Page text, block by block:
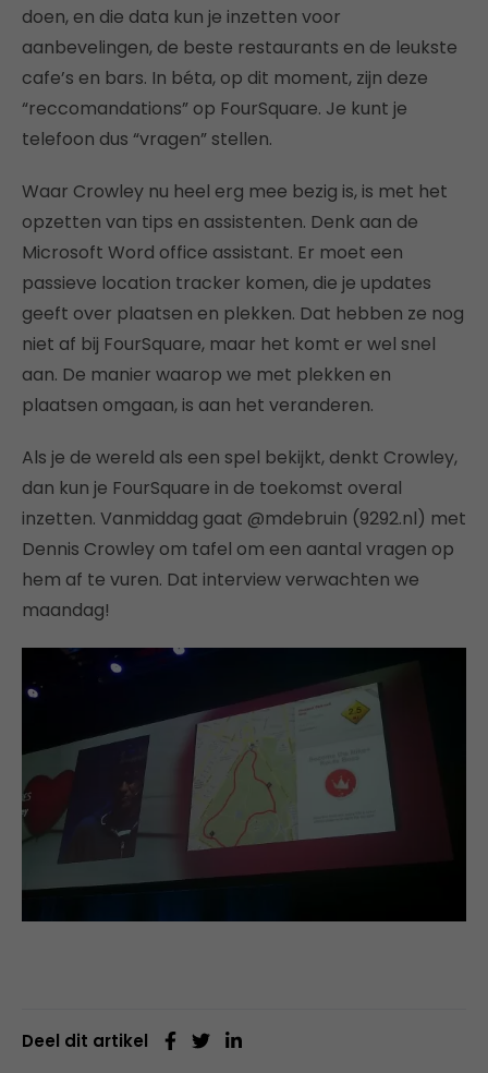
doen, en die data kun je inzetten voor
aanbevelingen, de beste restaurants en de leukste
cafe’s en bars. In béta, op dit moment, zijn deze
“reccomandations” op FourSquare. Je kunt je
telefoon dus “vragen” stellen.
Waar Crowley nu heel erg mee bezig is, is met het
opzetten van tips en assistenten. Denk aan de
Microsoft Word office assistant. Er moet een
passieve location tracker komen, die je updates
geeft over plaatsen en plekken. Dat hebben ze nog
niet af bij FourSquare, maar het komt er wel snel
aan. De manier waarop we met plekken en
plaatsen omgaan, is aan het veranderen.
Als je de wereld als een spel bekijkt, denkt Crowley,
dan kun je FourSquare in de toekomst overal
inzetten. Vanmiddag gaat @mdebruin (9292.nl) met
Dennis Crowley om tafel om een aantal vragen op
hem af te vuren. Dat interview verwachten we
maandag!
Deel dit artikel